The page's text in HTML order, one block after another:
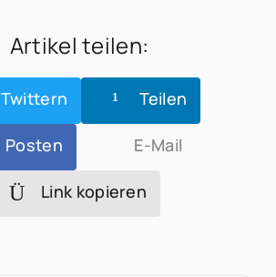
Artikel teilen:
Twittern Teilen
Posten E-Mail
Link kopieren